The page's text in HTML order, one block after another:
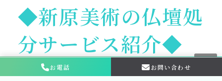
◆新原美術の仏壇処
分サービス紹介◆
お問い合わせ・ 相談はこちら
お電話 お問い合わせ